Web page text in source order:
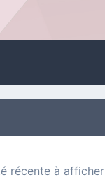
récente à afficher